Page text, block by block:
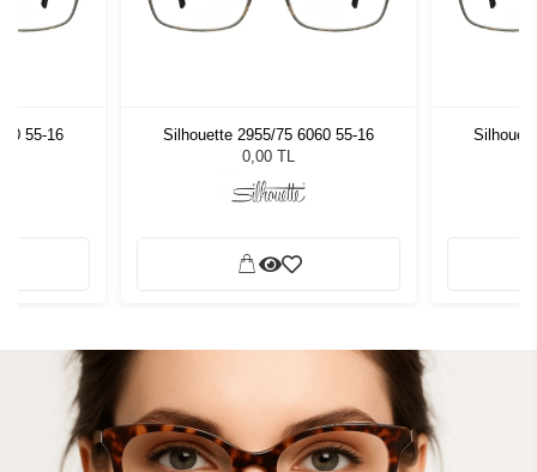
55-16
Silhouette 2955/75 6060 55-16
0,00 TL